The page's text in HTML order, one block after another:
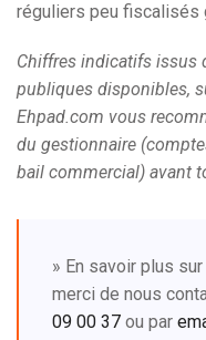
réguliers peu fiscalisés
Chiffres indicatifs issus
publiques disponibles,
Ehpad.com vous
du gestionnaire
bail commercial) avant
» En savoir plus
merci de nous
09 00 37 ou par